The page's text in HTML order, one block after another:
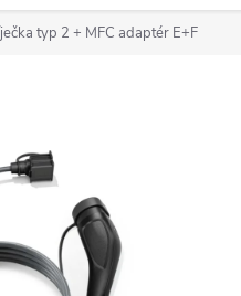
typ 2 + MFC adaptér E+F